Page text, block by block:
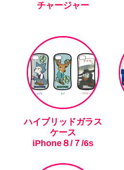
チャージャー
ハイブリッドガラス
ケース
iPhone８/７/6s